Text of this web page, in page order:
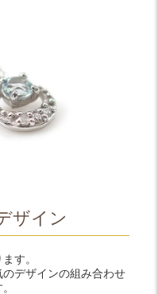
ザイン
す。
デザインの組み合わせ